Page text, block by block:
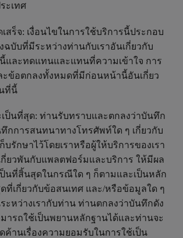
ะเทศ
สร็จ: เงื่อนไขในการใช้บริการนี้ประกอบ
บับที่มีระหว่างท่านกับเราอันเกี่ยวกับ
นี้และทดแทนและแทนที่ความเข้าใจ การ
ะข้อตกลงทั้งหมดที่มีก่อนหน้านี้อันเกี่ยว
ที่นี้
เป็นที่สุด: ท่านรับทราบและตกลงว่าบันทึก
กการสนทนาทางโทรศัพท์ใด ๆ เกี่ยวกับ
บรักษาไว้โดยเราหรือผู้ให้บริการของเรา
กี่ยวพันกับแพลตฟอร์มและบริการ ให้มีผล
นที่สิ้นสุดในกรณีใด ๆ ก็ตามและเป็นหลัก
ที่เกี่ยวกับข้อสนเทศ และ/หรือข้อมูลใด ๆ
ะหว่างเรากับท่าน ท่านตกลงว่าบันทึกดัง
ารถใช้เป็นพยานหลักฐานได้และท่านจะ
ค้านเรื่องความยอมรับในการใช้เป็น